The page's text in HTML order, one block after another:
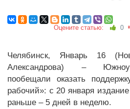
Оцените статью: 0
Челябинск, Январь 16
Александрова) –
пообещали оказать
рабочий»: с 20 января
раньше – 5 дней в неделю.